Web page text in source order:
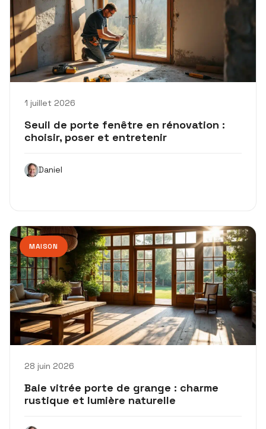
1 juillet 2026
Seuil de porte fenêtre en rénovation :
choisir, poser et entretenir
Daniel
MAISON
28 juin 2026
Baie vitrée porte de grange : charme
rustique et lumière naturelle